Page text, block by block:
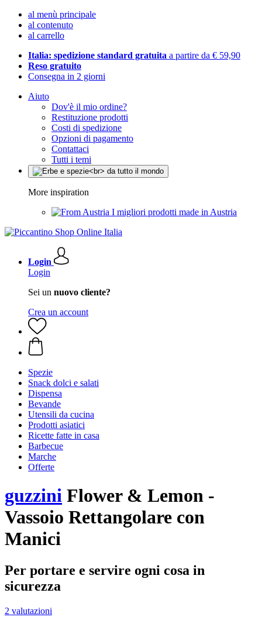
al menù principale
al contenuto
al carrello
Italia: spedizione standard gratuita a partire da € 59,90
Reso gratuito
Consegna in 2 giorni
Aiuto
Dov'è il mio ordine?
Restituzione prodotti
Costi di spedizione
Opzioni di pagamento
Contattaci
Tutti i temi
More inspiration
I migliori prodotti made in Austria
Login
Login
Sei un nuovo cliente?
Crea un account
Spezie
Snack dolci e salati
Dispensa
Bevande
Utensili da cucina
Prodotti asiatici
Ricette fatte in casa
Barbecue
Marche
Offerte
guzzini Flower & Lemon -
Vassoio Rettangolare con
Manici
Per portare e servire ogni cosa in ​​
sicurezza
2 valutazioni